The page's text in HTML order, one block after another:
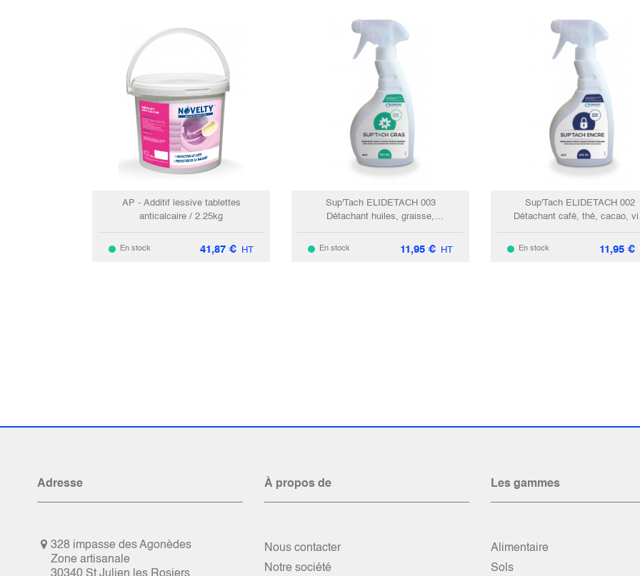
AP - Additif lessive tablettes
anticalcaire / 2.25kg
En stock 41,87 € HT
Sup'Tach ELIDETACH 003
Détachant huiles, graisse,
pommade, crèmes cosmétiques...
En stock 11,95 € HT
Sup'Tach ELIDETACH 002
Détachant café, thé, cacao,
fuits, jus, transpiration,
jaunissement, nicotine.../200ml
En stock 11,95 €
Adresse
328 impasse des Agonèdes
Zone artisanale
À propos de
Nous contacter
Notre société
Les gammes
Alimentaire
Sols